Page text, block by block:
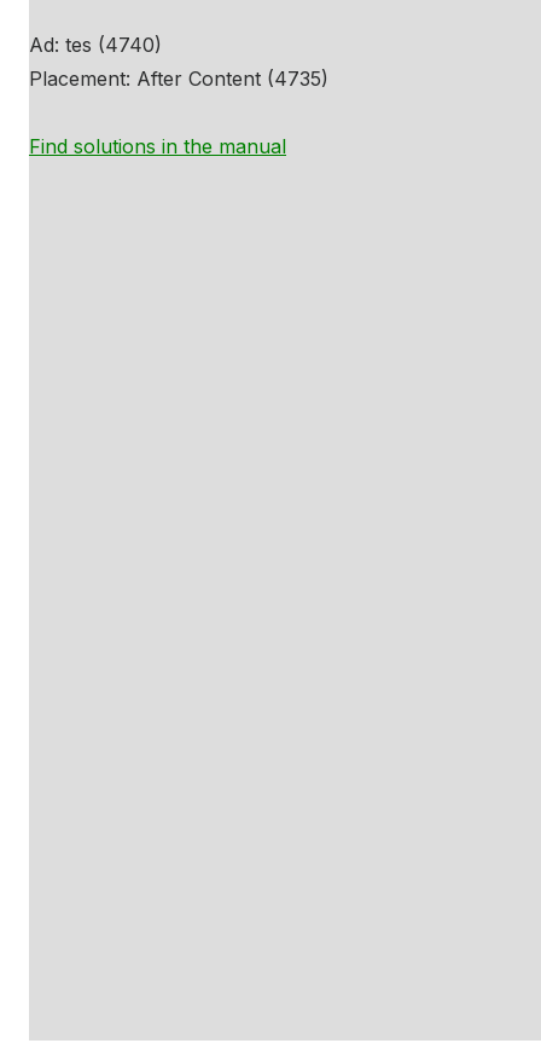
Ad: tes (4740)
Placement: After Content (4735)
Find solutions in the manual